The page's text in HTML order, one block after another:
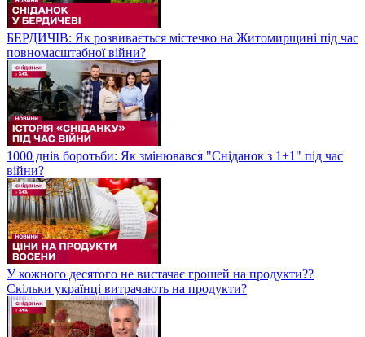
БЕРДИЧІВ: Як розвивається містечко на Житомирщині під час
повномасштабної війни?
1000 днів боротьби: Як змінювався "Сніданок з 1+1" під час
війни?
У кожного десятого не вистачає грошей на продукти??
Скільки українці витрачають на продукти?